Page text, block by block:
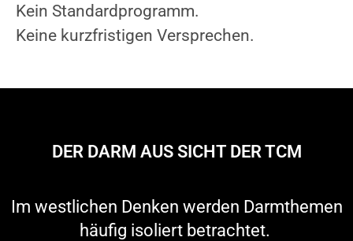
Kein Standardprogramm.
Keine kurzfristigen Versprechen.
DER DARM AUS SICHT DER TCM
Im westlichen Denken werden Darmthemen
häufig isoliert betrachtet.